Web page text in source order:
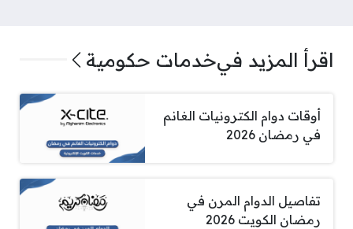
اقرأ المزيد فيخدمات حكومية
أوقات دوام الكترونيات الغانم
في رمضان 2026
تفاصيل الدوام المرن في
رمضان الكويت 2026